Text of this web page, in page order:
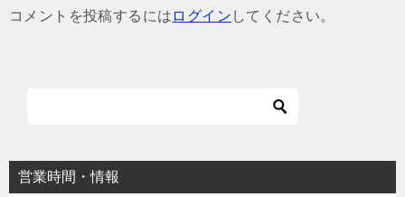
コメントを投稿するには ログイン してください。
営業時間・情報